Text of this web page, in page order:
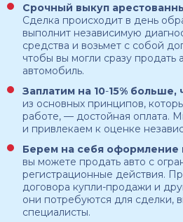
Срочный выкуп
Сделка происходит в день
выполнит независимую
средства и возьмет с собой
чтобы вы могли сразу продать
автомобиль.
Заплатим на 10-15% больше,
из основных принципов,
работе, — достойная оплата.
и привлекаем к оценке
Берем на себя оформление
вы можете продать авто с
регистрационные действия.
договора купли-продажи и
они потребуются для сделки,
специалисты.